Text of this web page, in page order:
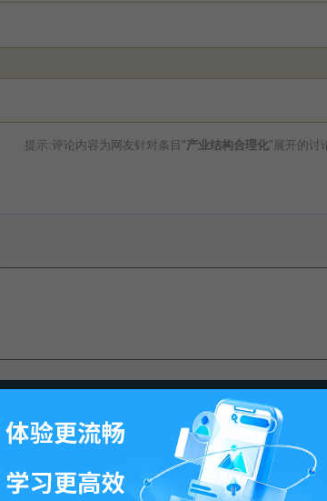
提示:评论内容为网友针对条目"产业结构合理化"展开的讨
此页面最后修订：13:37,2017年1月10日.
百科 客户端 人才招聘 广告合作- 权利通知-联系我们-免责声
©2026 MBAlib.com, All rights reserved.